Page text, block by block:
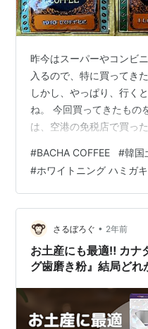
昨今はスーパーやコンビ
入るので、特に買ってき
しかし、やっぱり、行く
ね。 今回買ってきたもの
は、空港の免税店で買っ
飲まないかと勧められま
寝られなくなりそうだか
けたので試しに買ってみ
旗艦店がオープンするそ
よく分からず、正直コン
が、 パッケージも可愛く
#BACHA COFFEE #韓国
#ホワイトニング ハミガキ
さるぼろぐ • 2年前
お土産にも最適‼ カナ
グ歯磨き粉』結局どれ